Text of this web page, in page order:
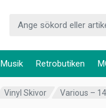
Musik Retrobutiken
Vinyl Skivor Various –